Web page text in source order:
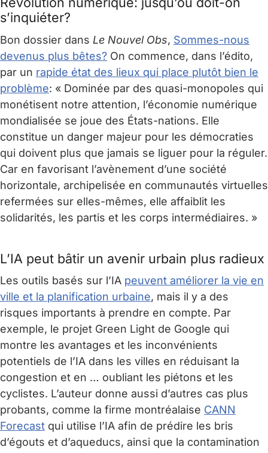
s’inquiéter?
Bon dossier dans Le Nouvel Obs, Sommes-nous
devenus plus bêtes? On commence, dans l’édito,
par un rapide état des lieux qui place plutôt bien le
problème: « Dominée par des quasi-monopoles qui
monétisent notre attention, l’économie numérique
mondialisée se joue des États-nations. Elle
constitue un danger majeur pour les démocraties
qui doivent plus que jamais se liguer pour la réguler.
Car en favorisant l’avènement d’une société
horizontale, archipelisée en communautés virtuelles
refermées sur elles-mêmes, elle affaiblit les
solidarités, les partis et les corps intermédiaires. »
L’IA peut bâtir un avenir urbain plus radieux
Les outils basés sur l’IA peuvent améliorer la vie en
ville et la planification urbaine, mais il y a des
risques importants à prendre en compte. Par
exemple, le projet Green Light de Google qui
montre les avantages et les inconvénients
potentiels de l’IA dans les villes en réduisant la
congestion et en … oubliant les piétons et les
cyclistes. L’auteur donne aussi d’autres cas plus
probants, comme la firme montréalaise CANN
Forecast qui utilise l’IA afin de prédire les bris
d’égouts et d’aqueducs, ainsi que la contamination